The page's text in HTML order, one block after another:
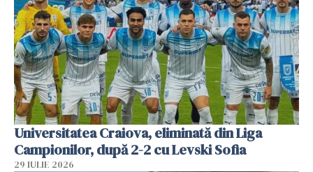
Universitatea Craiova, eliminată din Liga
Campionilor, după 2-2 cu Levski Sofia
29 IULIE 2026